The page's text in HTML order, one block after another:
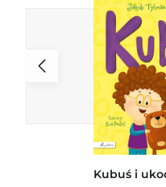
Kubuś i